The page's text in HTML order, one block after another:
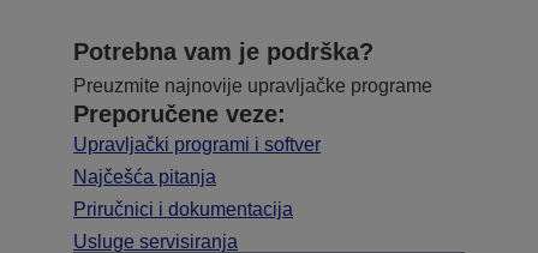
Potrebna vam je podrška?
Preuzmite najnovije upravljačke programe
Preporučene veze:
Upravljački programi i softver
Najčešća pitanja
Priručnici i dokumentacija
Usluge servisiranja